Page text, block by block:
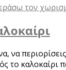
να
καλοκαίρι